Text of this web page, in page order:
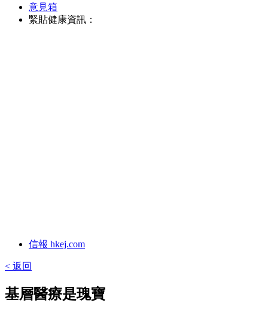
意見箱
緊貼健康資訊：
信報 hkej.com
< 返回
基層醫療是瑰寶